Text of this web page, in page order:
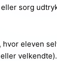
sorg
eleven
velkendte).